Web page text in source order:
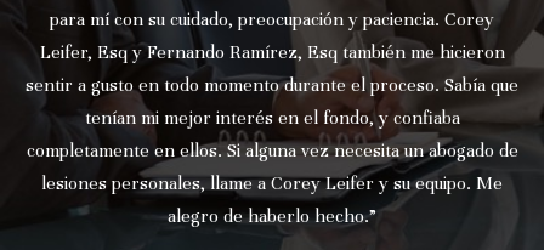
para mí con su cuidado, preocupación y paciencia. Corey
Leifer, Esq y Fernando Ramírez, Esq también me hicieron
sentir a gusto en todo momento durante el proceso. Sabía que
tenían mi mejor interés en el fondo, y confiaba
completamente en ellos. Si alguna vez necesita un abogado de
lesiones personales, llame a Corey Leifer y su equipo. Me
alegro de haberlo hecho.”